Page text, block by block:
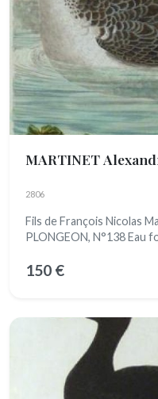
MARTINET
2806
Fils de François Nicolas
PLONGEON, N°138 Eau
150 €